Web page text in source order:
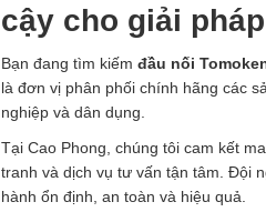
cậy cho giải
Bạn đang tìm kiếm đầu nối
là đơn vị phân phối chính hãng các
nghiệp và dân dụng.
Tại Cao Phong, chúng tôi cam kết
tranh và dịch vụ tư vấn tận tâm. Đội
hành ổn định, an toàn và hiệu quả.